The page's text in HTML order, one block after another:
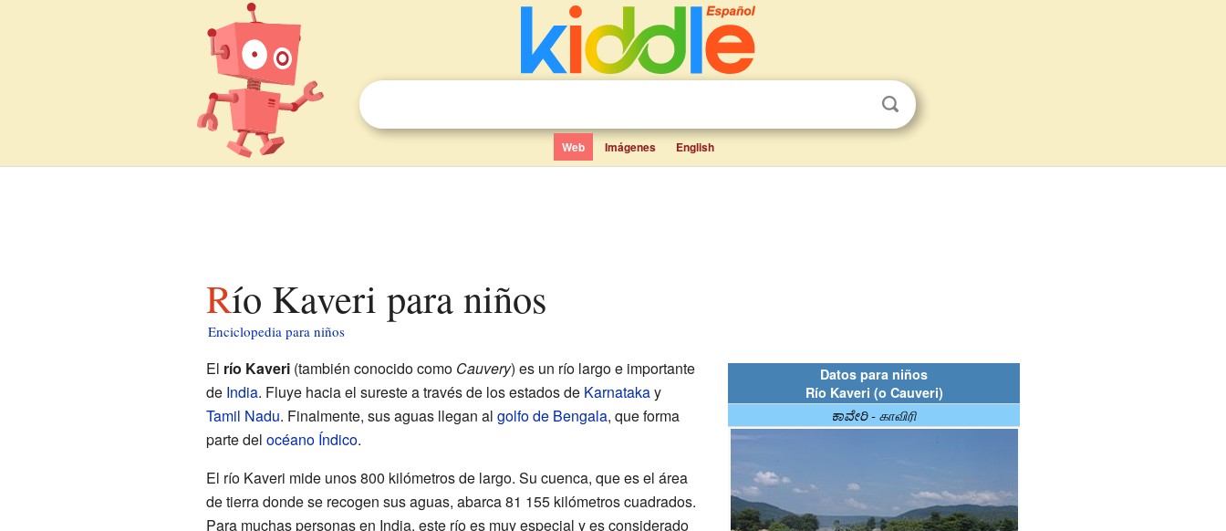
Web Imágenes English
Río Kaveri para niños
Enciclopedia para niños
Datos para niños
Río Kaveri (o Cauveri)
ಕಾವೇರಿ - காவிரி
El río Kaveri(también conocido como Cauvery) es un río largo e importante
de India. Fluye hacia el sureste a través de los estados de Karnatakay
Tamil Nadu. Finalmente, sus aguas llegan al golfo de Bengala, que forma
parte del océano Índico.
El río Kaveri mide unos 800 kilómetros de largo. Su cuenca, que es el área
de tierra donde se recogen sus aguas, abarca 81 155 kilómetros cuadrados.
Para muchas personas en India, este río es muy especial y es considerado